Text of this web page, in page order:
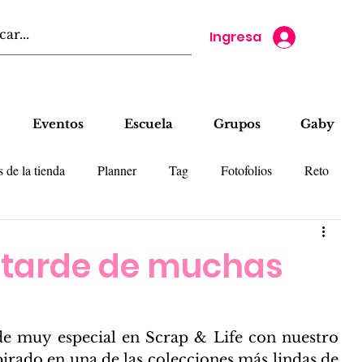
Ingresa
Eventos Escuela Grupos Gaby
de la tienda Planner Tag Fotofolios Reto
de muchas
muy especial en Scrap & Life con nuestro